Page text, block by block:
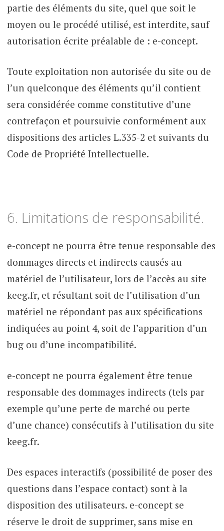
partie des éléments du site, quel que soit le
moyen ou le procédé utilisé, est interdite, sauf
autorisation écrite préalable de : e-concept.
Toute exploitation non autorisée du site ou de
l’un quelconque des éléments qu’il contient
sera considérée comme constitutive d’une
contrefaçon et poursuivie conformément aux
dispositions des articles L.335-2 et suivants du
Code de Propriété Intellectuelle.
6. Limitations de responsabilité.
e-concept ne pourra être tenue responsable des
dommages directs et indirects causés au
matériel de l’utilisateur, lors de l’accès au site
keeg.fr, et résultant soit de l’utilisation d’un
matériel ne répondant pas aux spécifications
indiquées au point 4, soit de l’apparition d’un
bug ou d’une incompatibilité.
e-concept ne pourra également être tenue
responsable des dommages indirects (tels par
exemple qu’une perte de marché ou perte
d’une chance) consécutifs à l’utilisation du site
keeg.fr.
Des espaces interactifs (possibilité de poser des
questions dans l’espace contact) sont à la
disposition des utilisateurs. e-concept se
réserve le droit de supprimer, sans mise en